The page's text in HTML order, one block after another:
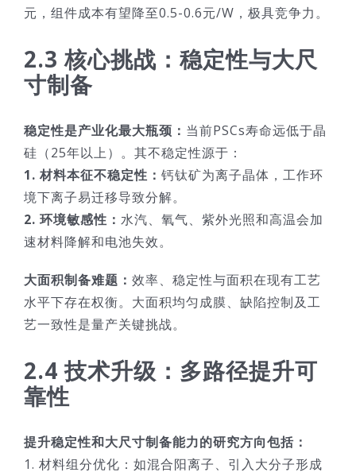
元，组件成本有望降至0.5-0.6元/W，极具竞争力。
2.3 核心挑战：稳定性与大尺
寸制备
稳定性是产业化最大瓶颈： 当前PSCs寿命远低于晶
硅（25年以上）。其不稳定性源于：
1. 材料本征不稳定性： 钙钛矿为离子晶体，工作环
境下离子易迁移导致分解。
2. 环境敏感性： 水汽、氧气、紫外光照和高温会加
速材料降解和电池失效。
大面积制备难题： 效率、稳定性与面积在现有工艺
水平下存在权衡。大面积均匀成膜、缺陷控制及工
艺一致性是量产关键挑战。
2.4 技术升级：多路径提升可
靠性
提升稳定性和大尺寸制备能力的研究方向包括：
1. 材料组分优化：如混合阳离子、引入大分子形成